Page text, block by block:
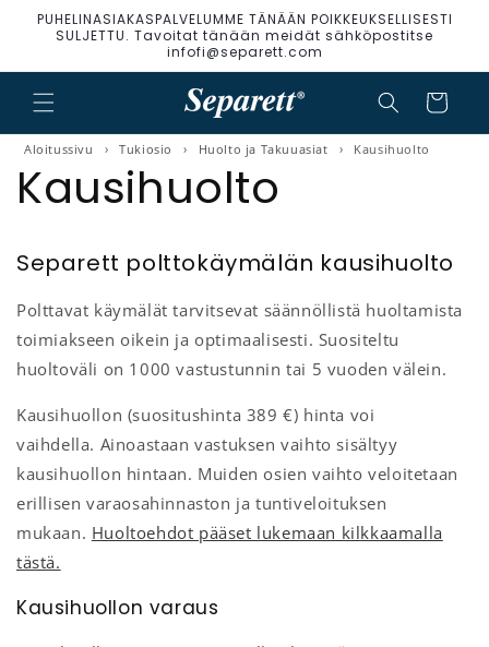
ja siirry sisältöön
PUHELINASIAKASPALVELUMME TÄNÄÄN POIKKEUKSELLISESTI
SULJETTU. Tavoitat tänään meidät sähköpostitse
infofi@separett.com
Ostoskori
Aloitussivu › Tukiosio › Huolto ja Takuuasiat › Kausihuolto
Kausihuolto
Separett polttokäymälän kausihuolto
Polttavat käymälät tarvitsevat säännöllistä huoltamista
toimiakseen oikein ja optimaalisesti. Suositeltu
huoltoväli on 1000 vastustunnin tai 5 vuoden välein.
Kausihuollon (suositushinta 389 €) hinta voi
vaihdella. Ainoastaan vastuksen vaihto sisältyy
kausihuollon hintaan. Muiden osien vaihto veloitetaan
erillisen varaosahinnaston ja tuntiveloituksen
mukaan. Huoltoehdot pääset lukemaan kilkkaamalla
tästä.
Kausihuollon varaus